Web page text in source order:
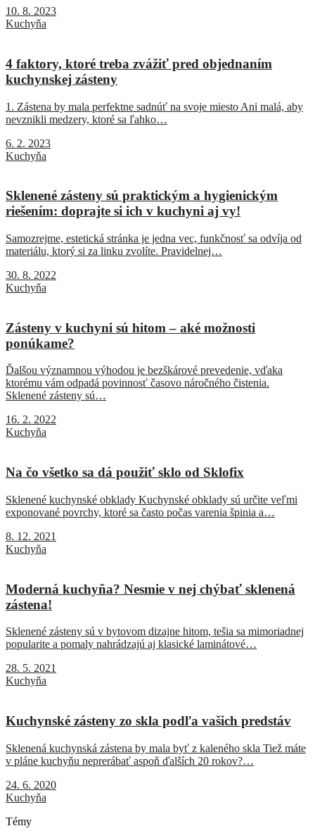
10. 8. 2023
Kuchyňa
4 faktory, ktoré treba zvážiť pred objednaním
kuchynskej zásteny
1. Zástena by mala perfektne sadnúť na svoje miesto Ani malá, aby
nevznikli medzery, ktoré sa ľahko…
6. 2. 2023
Kuchyňa
Sklenené zásteny sú praktickým a hygienickým
riešením: doprajte si ich v kuchyni aj vy!
Samozrejme, estetická stránka je jedna vec, funkčnosť sa odvíja od
materiálu, ktorý si za linku zvolíte. Pravidelnej…
30. 8. 2022
Kuchyňa
Zásteny v kuchyni sú hitom – aké možnosti
ponúkame?
Ďalšou významnou výhodou je bezškárové prevedenie, vďaka
ktorému vám odpadá povinnosť časovo náročného čistenia.
Sklenené zásteny sú…
16. 2. 2022
Kuchyňa
Na čo všetko sa dá použiť sklo od Sklofix
Sklenené kuchynské obklady Kuchynské obklady sú určite veľmi
exponované povrchy, ktoré sa často počas varenia špinia a…
8. 12. 2021
Kuchyňa
Moderná kuchyňa? Nesmie v nej chýbať sklenená
zástena!
Sklenené zásteny sú v bytovom dizajne hitom, tešia sa mimoriadnej
popularite a pomaly nahrádzajú aj klasické laminátové…
28. 5. 2021
Kuchyňa
Kuchynské zásteny zo skla podľa vašich predstáv
Sklenená kuchynská zástena by mala byť z kaleného skla Tiež máte
v pláne kuchyňu neprerábať aspoň ďalších 20 rokov?…
24. 6. 2020
Kuchyňa
Témy